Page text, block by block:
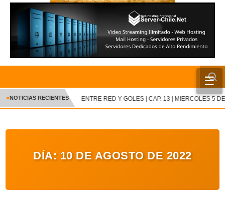
☰
INICIO
CRÓNICA
ENTRETENIMIENTO Y CULTURA
NOTICIAS RECIENTES ENTRE RED Y GOLES | CAP. 13 | MIERCOLES 5 DE
DÍA: 10 DE AGOSTO DE 2022